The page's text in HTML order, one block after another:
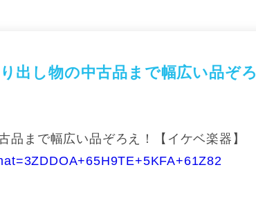
出し物の中古品まで幅広い品ぞろ
品まで幅広い品ぞろえ！【イケベ楽器】